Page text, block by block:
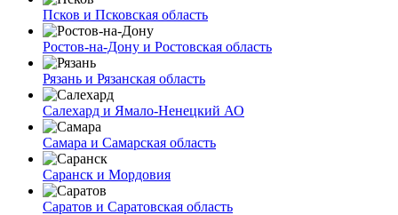
Псков и Псковская область
Ростов-на-Дону и Ростовская область
Рязань и Рязанская область
Салехард и Ямало-Ненецкий АО
Самара и Самарская область
Саранск и Мордовия
Саратов и Саратовская область